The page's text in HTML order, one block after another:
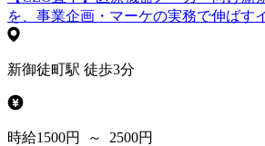
を、事業企画・マーケの実務で伸ばす
新御徒町駅 徒歩3分
時給1500円 ～ 2500円